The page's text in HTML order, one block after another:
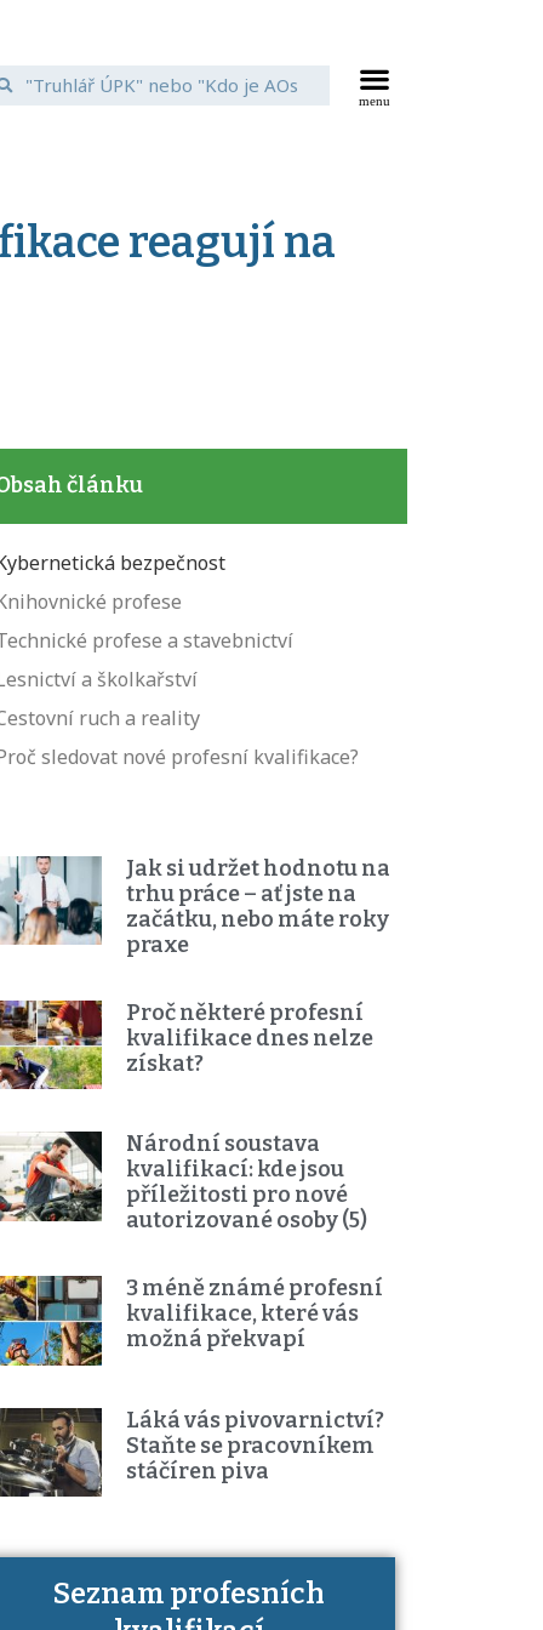
reagují na
článku
bezpečnost
profese
profese a stavebnictví
a školkařství
ruch a reality
sledovat nové profesní kvalifikace?
Jak si udržet hodnotu na
trhu práce – ať jste na
začátku, nebo máte roky
praxe
Proč některé profesní
kvalifikace dnes nelze
získat?
Národní soustava
kvalifikací: kde jsou
příležitosti pro nové
autorizované osoby (5)
3 méně známé profesní
kvalifikace, které vás
možná překvapí
Láká vás pivovarnictví?
Staňte se pracovníkem
stáčíren piva
Seznam profesních
Víte, jaké dovednosti musíte pro